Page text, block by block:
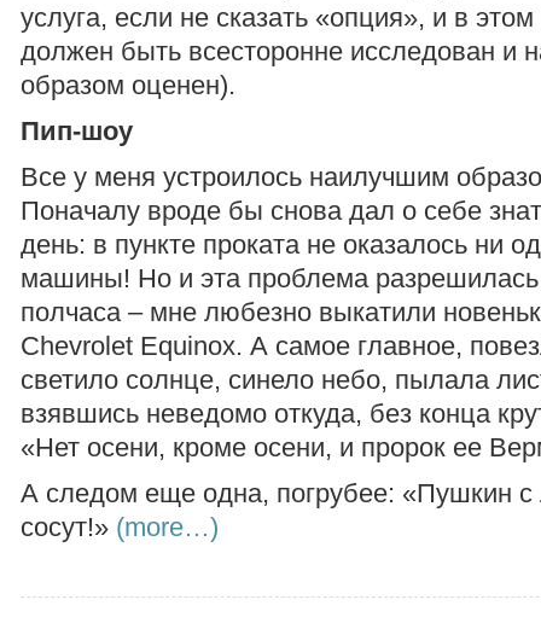
услуга, если не сказать «опция», и в этом
должен быть всесторонне исследован и
образом оценен).
Пип-шоу
Все у меня устроилось наилучшим
Поначалу вроде бы снова дал о себе
день: в пункте проката не оказалось ни
машины! Но и эта проблема разрешилась
полчаса – мне любезно выкатили
Chevrolet Equinox. А самое главное,
светило солнце, синело небо, пылала
взявшись неведомо откуда, без конца
«Нет осени, кроме осени, и пророк ее
А следом еще одна, погрубее: «Пушкин с
сосут!» (more…)